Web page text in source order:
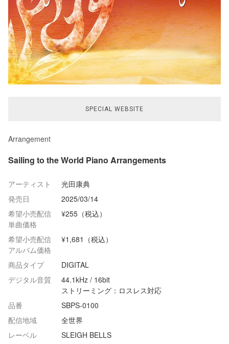
SPECIAL WEBSITE
Arrangement
Sailing to the World Piano Arrangements
アーティスト
光田康典
発売日
2025/03/14
希望小売配信
単曲価格
¥255（税込）
希望小売配信
アルバム価格
¥1,681（税込）
商品タイプ
DIGITAL
デジタル音質
44.1kHz / 16bit
ストリーミング：ロスレス対応
品番
SBPS-0100
配信地域
全世界
レーベル
SLEIGH BELLS